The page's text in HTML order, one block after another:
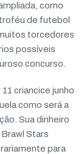
como
de futebol
torcedores
possíveis
concurso.
criancice junho
como será a
Sua dinheiro
Stars
para